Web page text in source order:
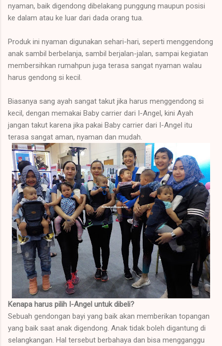
nyaman, baik digendong dibelakang punggung maupun posisi
ke dalam atau ke luar dari dada orang tua.
Produk ini nyaman digunakan sehari-hari, seperti menggendong
anak sambil berbelanja, sambil berjalan-jalan, sampai kegiatan
membersihkan rumahpun juga terasa sangat nyaman walau
harus gendong si kecil.
Biasanya sang ayah sangat takut jika harus menggendong si
kecil, dengan memakai Baby carrier dari I-Angel, kini Ayah
jangan takut karena jika pakai Baby carrier dari I-Angel itu
terasa sangat aman, nyaman dan mudah.
Kenapa harus pilih I-Angel untuk dibeli?
Sebuah gendongan bayi yang baik akan memberikan topangan
yang baik saat anak digendong. Anak tidak boleh digantung di
selangkangan. Hal tersebut berbahaya dan bisa mengganggu